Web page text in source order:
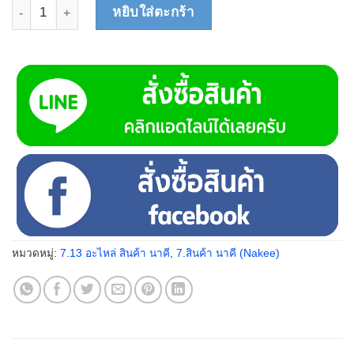
จำนวน ตะแกรงกรอง 2 มม. (200 x 455) N8080402 ชิ้น
หยิบใส่ตะกร้า
หมวดหมู่: 7.13 อะไหล่ สินค้า นาคี 7.สินค้า นาคี (Nakee)